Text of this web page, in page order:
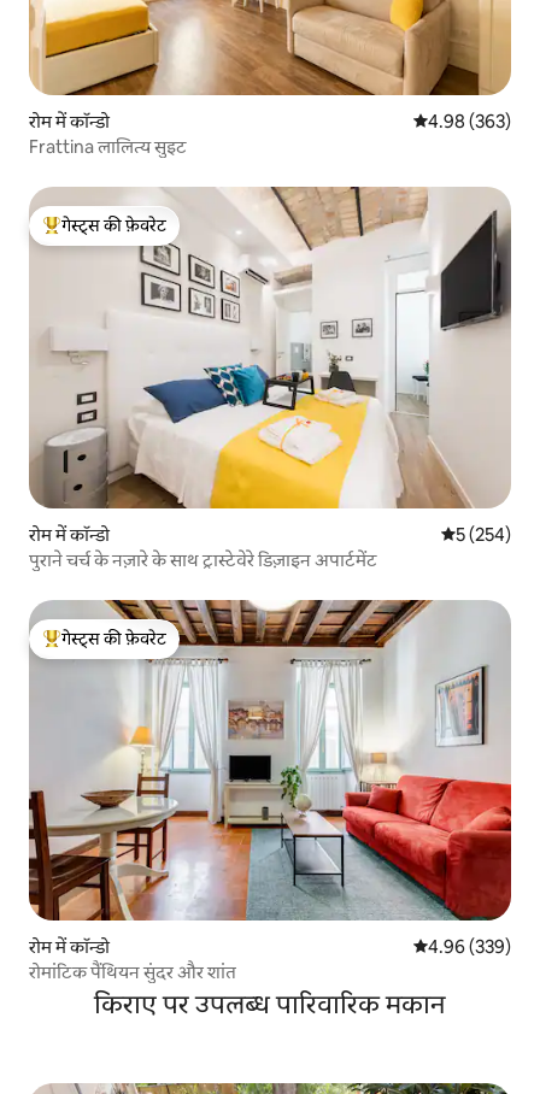
रोम में कॉन्डो औसत रेटिंग 5 में से
4.98 (363)
Frattina लालित्य सुइट
गेस्ट्स का टॉप फ़ेवरेट
गेस्ट्स की फ़ेवरेट
रोम में कॉन्डो औसत रेटिंग 5
5 (254)
पुराने चर्च के नज़ारे के साथ ट्रास्टेवेरे डिज़ाइन अपार्टमेंट
गेस्ट्स का टॉप फ़ेवरेट
गेस्ट्स की फ़ेवरेट
रोम में कॉन्डो औसत रेटिंग 5 में से
4.96 (339)
रोमांटिक पैंथियन सुंदर और शांत
किराए पर उपलब्ध पारिवारिक मकान